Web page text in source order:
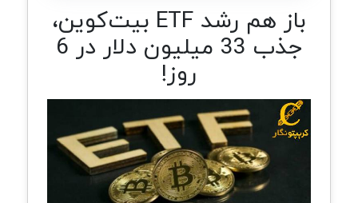
باز هم رشد ETF‌ بیت‌کوین،
جذب 33 میلیون دلار در 6
روز!